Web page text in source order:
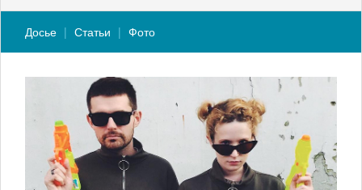
Досье Статьи Фото